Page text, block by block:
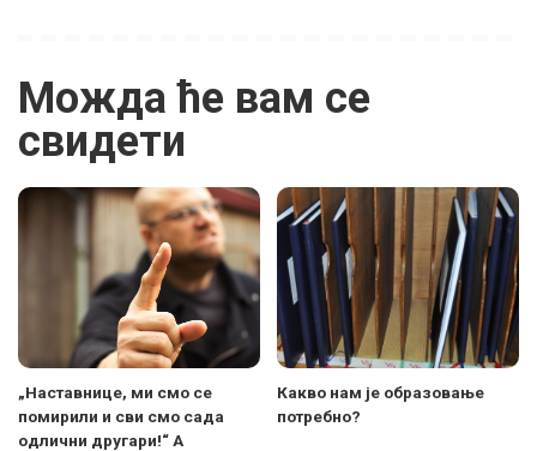
Можда ће вам се
свидети
„Наставнице, ми смо се
помирили и сви смо сада
одлични другари!“ А
Какво нам је образовање
потребно?